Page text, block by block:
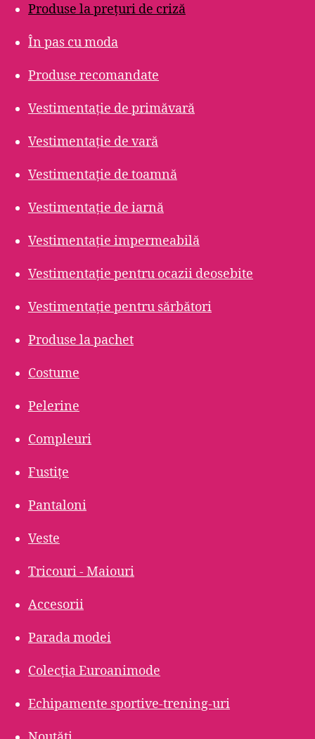
Produse la prețuri de criză
În pas cu moda
Produse recomandate
Vestimentație de primăvară
Vestimentație de vară
Vestimentație de toamnă
Vestimentație de iarnă
Vestimentație impermeabilă
Vestimentație pentru ocazii deosebite
Vestimentație pentru sărbători
Produse la pachet
Costume
Pelerine
Compleuri
Fustițe
Pantaloni
Veste
Tricouri - Maiouri
Accesorii
Parada modei
Colecția Euroanimode
Echipamente sportive-trening-uri